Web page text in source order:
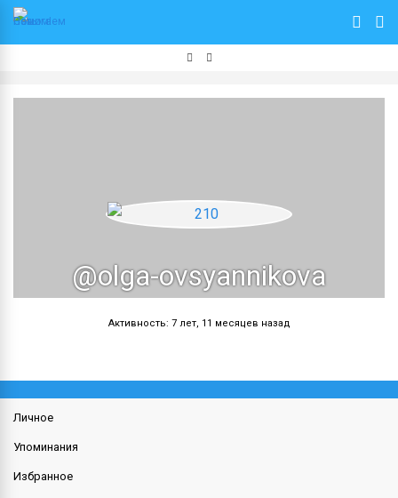
@olga-ovsyannikova
Активность: 7 лет, 11 месяцев назад
Личное
Упоминания
Избранное